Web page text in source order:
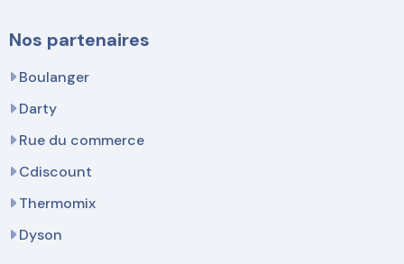
Nos partenaires
Boulanger
Darty
Rue du commerce
Cdiscount
Thermomix
Dyson